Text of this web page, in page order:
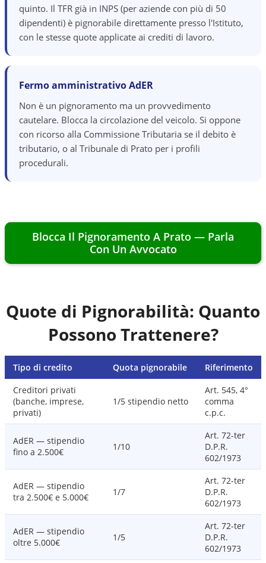
quinto. Il TFR già in INPS (per aziende con più di 50
dipendenti) è pignorabile direttamente presso l'Istituto,
con le stesse quote applicate ai crediti di lavoro.
Fermo amministrativo AdER
Non è un pignoramento ma un provvedimento
cautelare. Blocca la circolazione del veicolo. Si oppone
con ricorso alla Commissione Tributaria se il debito è
tributario, o al Tribunale di Prato per i profili
procedurali.
Blocca Il Pignoramento A Prato — Parla
Con Un Avvocato
Quote di Pignorabilità: Quanto
Possono Trattenere?
Tipo di credito Quota pignorabile
Riferimento
Creditori privati
(banche, imprese,
privati)
1/5 stipendio netto
Art. 545, 4°
comma
c.p.c.
AdER — stipendio
fino a 2.500€
1/10
Art. 72-ter
D.P.R.
602/1973
AdER — stipendio
tra 2.500€ e 5.000€
1/7
Art. 72-ter
D.P.R.
602/1973
AdER — stipendio
oltre 5.000€
1/5
Art. 72-ter
D.P.R.
602/1973